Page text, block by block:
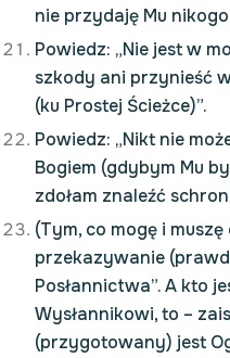
nie przydaję Mu
Powiedz: „Nie jest w
szkody ani przynieść
(ku Prostej Ścieżce)”.
Powiedz: „Nikt nie
Bogiem (gdybym Mu
zdołam znaleźć
(Tym, co mogę i
przekazywanie
Posłannictwa”. A kto
Wysłannikowi, to –
(przygotowany) jest